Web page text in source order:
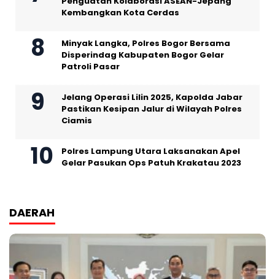
Kembangkan Kota Cerdas
Minyak Langka, Polres Bogor Bersama
Disperindag Kabupaten Bogor Gelar
Patroli Pasar
Jelang Operasi Lilin 2025, Kapolda Jabar
Pastikan Kesipan Jalur di Wilayah Polres
Ciamis
Polres Lampung Utara Laksanakan Apel
Gelar Pasukan Ops Patuh Krakatau 2023
DAERAH